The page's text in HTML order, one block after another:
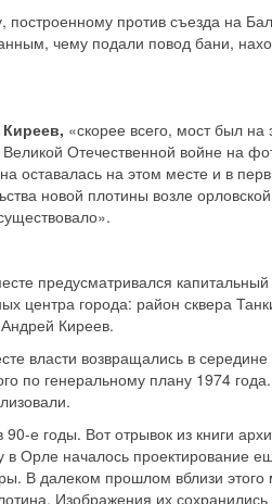
против съезда на
чему подали повод бани,
«скорее всего, мост был
Отечественной войне на
оставалась на этом месте и в
новой плотины возле
предусматривался
центра города: район сквера
Киреев.
власти возвращались в
по генеральному плану 1974
­е годы. Вот отрывок из книги
Орле началось проектирование
В далеком прошлом вблизи
Изображения их